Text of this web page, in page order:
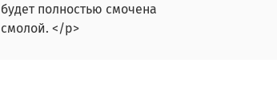
будет полностью смочена
смолой. </p>